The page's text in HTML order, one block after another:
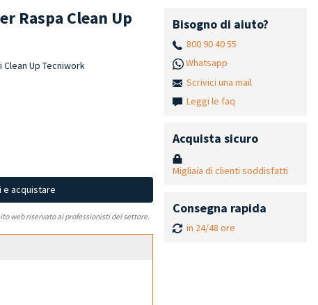
Raspa Clean Up
Up Tecniwork
e acquistare
web riservato ai professionisti del settore.
Bisogno di aiuto?
800 90 40 55
Whatsapp
Scrivici una mail
Leggi le faq
Acquista sicuro
Migliaia di clienti soddisfatti
Consegna rapida
in 24/48 ore